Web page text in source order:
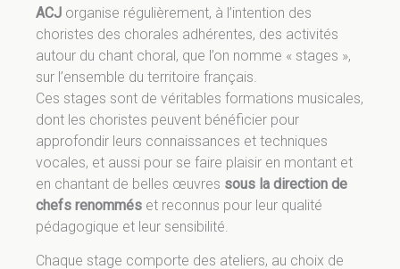
ACJ organise régulièrement, à l’intention des
choristes des chorales adhérentes, des activités
autour du chant choral, que l’on nomme « stages »,
sur l’ensemble du territoire français.
Ces stages sont de véritables formations musicales,
dont les choristes peuvent bénéficier pour
approfondir leurs connaissances et techniques
vocales, et aussi pour se faire plaisir en montant et
en chantant de belles œuvres sous la direction de
chefs renommés et reconnus pour leur qualité
pédagogique et leur sensibilité.
Chaque stage comporte des ateliers, au choix de